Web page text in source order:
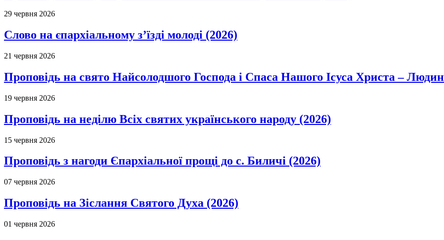
29 червня 2026
Слово на єпархіальному з’їзді молоді (2026)
21 червня 2026
Проповідь на свято Найсолодшого Господа і Спаса Нашого Ісуса Христа –
19 червня 2026
Проповідь на неділю Всіх святих українського народу (2026)
15 червня 2026
Проповідь з нагоди Єпархіальної прощі до с. Биличі (2026)
07 червня 2026
Проповідь на Зіслання Святого Духа (2026)
01 червня 2026